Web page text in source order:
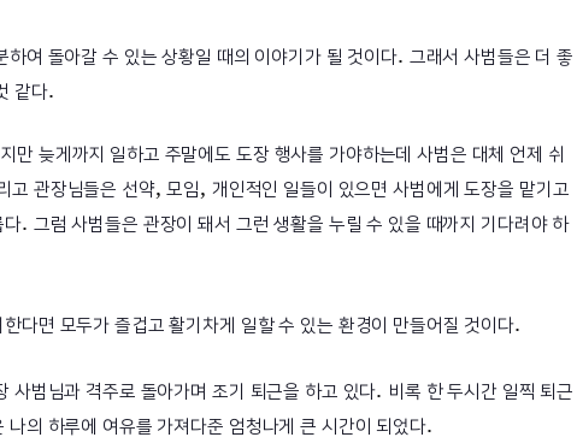
하여 돌아갈 수 있는 상황일 때의 이야기가 될 것이다. 그래서 사범들은 더 좋
같다.
만 늦게까지 일하고 주말에도 도장 행사를 가야하는데 사범은 대체 언제 쉬
고 관장님들은 선약, 모임, 개인적인 일들이 있으면 사범에게 도장을 맡기고
다. 그럼 사범들은 관장이 돼서 그런 생활을 누릴 수 있을 때까지 기다려야 하
다면 모두가 즐겁고 활기차게 일할 수 있는 환경이 만들어질 것이다.
사범님과 격주로 돌아가며 조기 퇴근을 하고 있다. 비록 한 두시간 일찍 퇴근
나의 하루에 여유를 가져다준 엄청나게 큰 시간이 되었다.